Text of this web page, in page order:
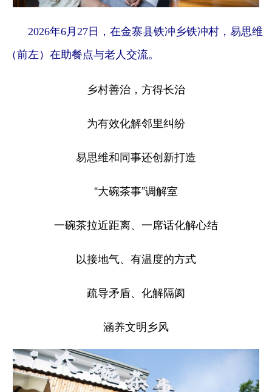
2026年6月27日，在金寨县铁冲乡铁冲村，易思维
（前左）在助餐点与老人交流。
乡村善治，方得长治
为有效化解邻里纠纷
易思维和同事还创新打造
“大碗茶事”调解室
一碗茶拉近距离、一席话化解心结
以接地气、有温度的方式
疏导矛盾、化解隔阂
涵养文明乡风